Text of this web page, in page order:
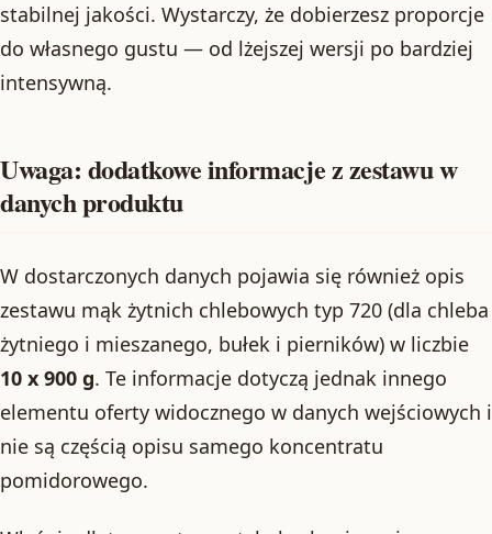
stabilnej jakości. Wystarczy, że dobierzesz proporcje
do własnego gustu — od lżejszej wersji po bardziej
intensywną.
Uwaga: dodatkowe informacje z zestawu w
danych produktu
W dostarczonych danych pojawia się również opis
zestawu mąk żytnich chlebowych typ 720 (dla chleba
żytniego i mieszanego, bułek i pierników) w liczbie
10 x 900 g. Te informacje dotyczą jednak innego
elementu oferty widocznego w danych wejściowych i
nie są częścią opisu samego koncentratu
pomidorowego.